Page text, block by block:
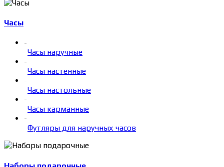
Часы
-
Часы наручные
-
Часы настенные
-
Часы настольные
-
Часы карманные
-
Футляры для наручных часов